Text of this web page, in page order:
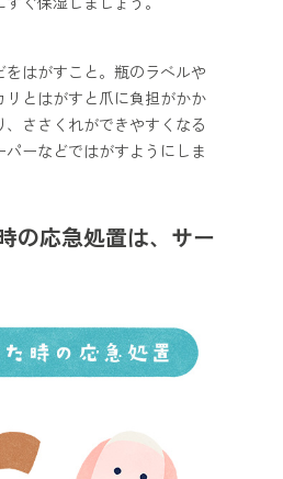
はがすこと。瓶のラベルや
とはがすと爪に負担がかか
ささくれができやすくなる
ーなどではがすようにしま
の応急処置は、サー